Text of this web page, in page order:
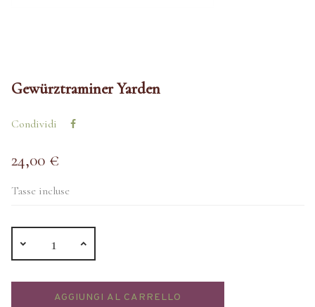
Gewürztraminer Yarden
Condividi
24,00 €
Tasse incluse
AGGIUNGI AL CARRELLO